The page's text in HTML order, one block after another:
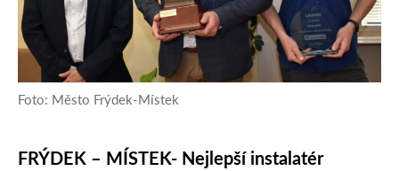
Foto: Město Frýdek-Místek
FRÝDEK – MÍSTEK- Nejlepší instalatér